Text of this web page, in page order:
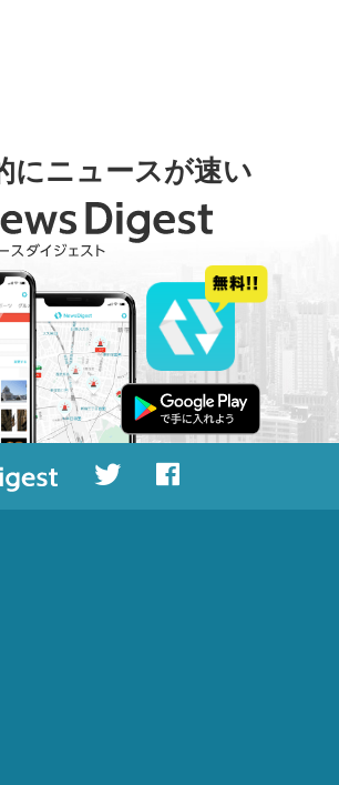
にニュースが速い